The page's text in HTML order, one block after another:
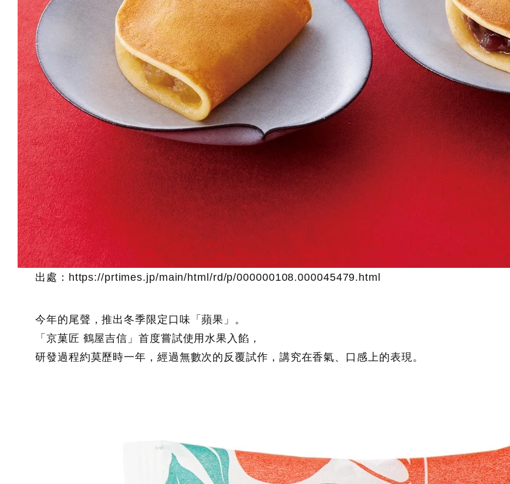
出處：https://prtimes.jp/main/html/rd/p/000000108.000045479.html
今年的尾聲，推出冬季限定口味「蘋果」。
「京菓匠 鶴屋吉信」首度嘗試使用水果入餡，
研發過程約莫歷時一年，經過無數次的反覆試作，講究在香氣、口感上的表現。